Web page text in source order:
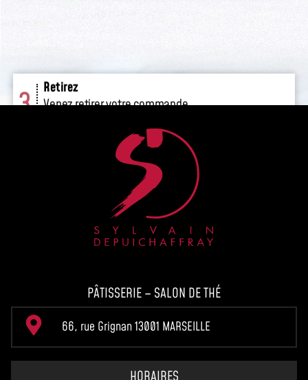
PÂTISSERIE – SALON DE THÉ
66, rue Grignan 13001 MARSEILLE